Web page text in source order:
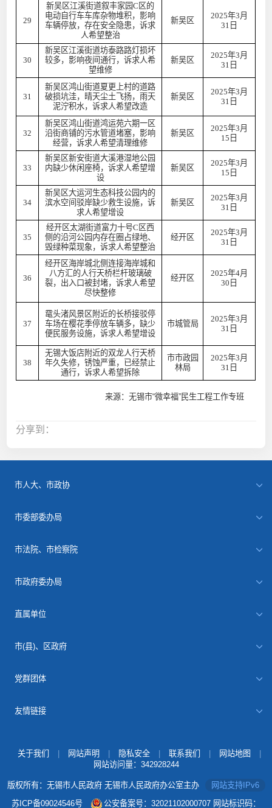
29
新吴区江溪街道叙丰家园C区的
电动自行车车库杂物堆积，影响
车辆停放，存在安全隐患，诉求
人希望整治
新吴区
2025年3月
31日
30
新吴区江溪街道坊泰路路灯损坏
较多，影响夜间通行，诉求人希
望维修
新吴区
2025年3月
31日
31
新吴区鸿山街道夏更上村的道路
破损坑洼，晴天尘土飞扬，雨天
泥泞积水，诉求人希望改造
新吴区
2025年3月
31日
32
新吴区鸿山街道鸿运苑六期一区
沿街商铺的污水管道堵塞，影响
经营，诉求人希望清理维修
新吴区
2025年3月
15日
33
新吴区新安街道大溪港湿地公园
内缺少休闲座椅，诉求人希望增
设
新吴区
2025年3月
15日
34
新吴区大运河生态科技公园内的
滨水空间驳岸缺少救生设施，诉
求人希望增设
新吴区
2025年3月
31日
35
经开区太湖街道富力十号C区西
侧的沿河公园内存在圈占绿地、
毁绿种菜现象，诉求人希望整治
经开区
2025年3月
31日
36
经开区海岸城北侧连接海岸城和
八方汇的人行天桥栏杆玻璃破
裂，出入口被封堵，诉求人希望
尽快整修
经开区
2025年4月
30日
37
鼋头渚风景区附近的长桥接驳停
车场在樱花季停放车辆多，缺少
便民服务设施，诉求人希望增设
市城管局
2025年3月
31日
38
无锡大饭店附近的双龙人行天桥
年久失修，锈蚀严重，已经禁止
通行，诉求人希望拆除
市市政园
林局
2025年3月
31日
来源：无锡市“微幸福”民生工程工作专班
分享到：
市人大、市政协
市委部委办局
市法院、市检察院
市政府委办局
直属单位
市(县)、区政府
党群团体
友情链接
关于我们 网站声明 隐私安全 联系我们 网站地图
网站访问量： 342928244
版权所有：无锡市人民政府 无锡市人民政府办公室主办
网站支持IPv6
苏ICP备09024546号
公安备案号：32021102000707 网站标识码：